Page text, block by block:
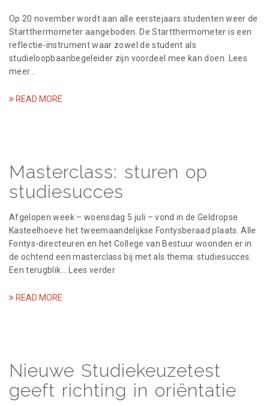
Op 20 november wordt aan alle eerstejaars studenten weer de
Startthermometer aangeboden. De Startthermometer is een
reflectie-instrument waar zowel de student als
studieloopbaanbegeleider zijn voordeel mee kan doen. Lees
meer…
READ MORE
Masterclass: sturen op
studiesucces
Afgelopen week – woensdag 5 juli – vond in de Geldropse
Kasteelhoeve het tweemaandelijkse Fontysberaad plaats. Alle
Fontys-directeuren en het College van Bestuur woonden er in
de ochtend een masterclass bij met als thema: studiesucces.
Een terugblik… Lees verder
READ MORE
Nieuwe Studiekeuzetest
geeft richting in oriëntatie